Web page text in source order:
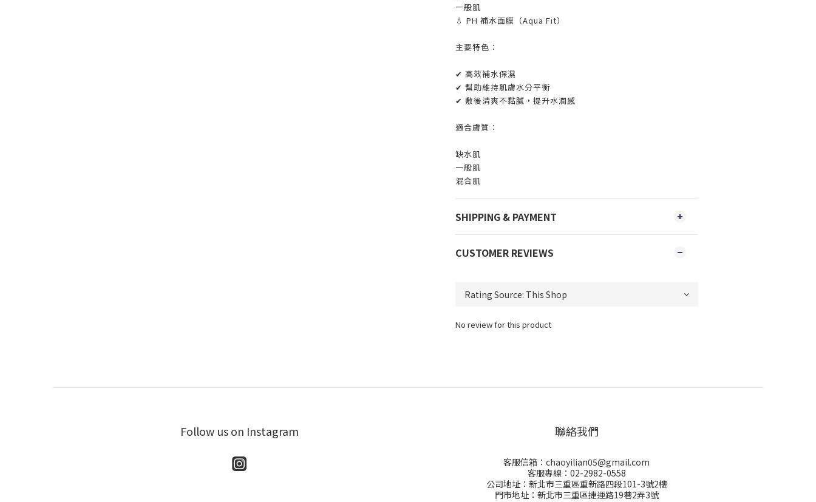
一般肌
💧 PH 補水面膜（Aqua Fit）
主要特色：
✔ 高效補水保濕
✔ 幫助維持肌膚水分平衡
✔ 敷後清爽不黏膩，提升水潤感
適合膚質：
缺水肌
一般肌
混合肌
SHIPPING & PAYMENT
CUSTOMER REVIEWS
No review for this product
Follow us on Instagram 聯絡我們
客服信箱：chaoyilian05@gmail.com
客服專線：02-2982-0558
公司地址：新北市三重區重新路四段101-3號2樓
門市地址：新北市三重區捷運路19巷2弄3號